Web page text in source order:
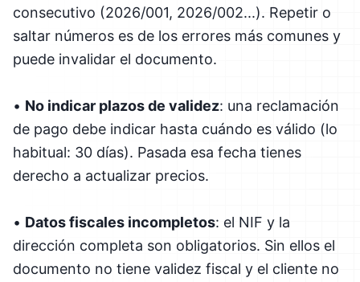
consecutivo (2026/001, 2026/002...). Repetir o
saltar números es de los errores más comunes y
puede invalidar el documento.
• No indicar plazos de validez: una reclamación
de pago debe indicar hasta cuándo es válido (lo
habitual: 30 días). Pasada esa fecha tienes
derecho a actualizar precios.
• Datos fiscales incompletos: el NIF y la
dirección completa son obligatorios. Sin ellos el
documento no tiene validez fiscal y el cliente no